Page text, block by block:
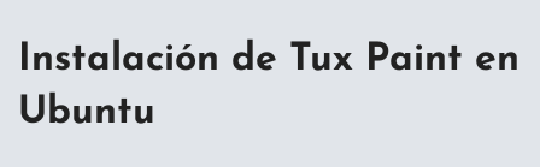
Instalación de Tux Paint en
Ubuntu